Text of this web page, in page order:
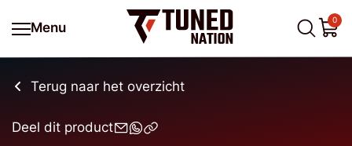
Menu
0
Terug naar het overzicht
Deel dit product